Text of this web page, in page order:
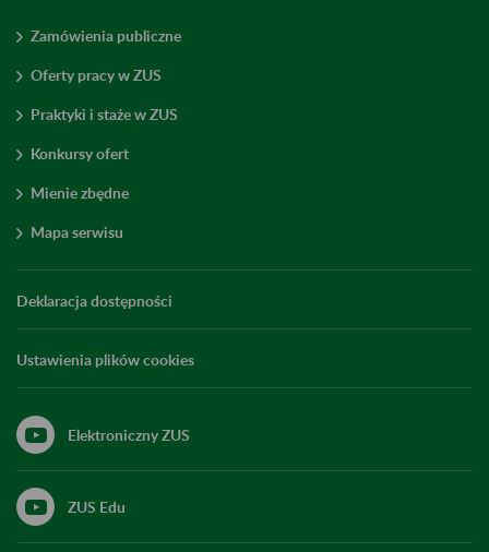
Zamówienia publiczne
Oferty pracy w ZUS
Praktyki i staże w ZUS
Konkursy ofert
Mienie zbędne
Mapa serwisu
Deklaracja dostępności
Ustawienia plików cookies
Elektroniczny ZUS
ZUS Edu